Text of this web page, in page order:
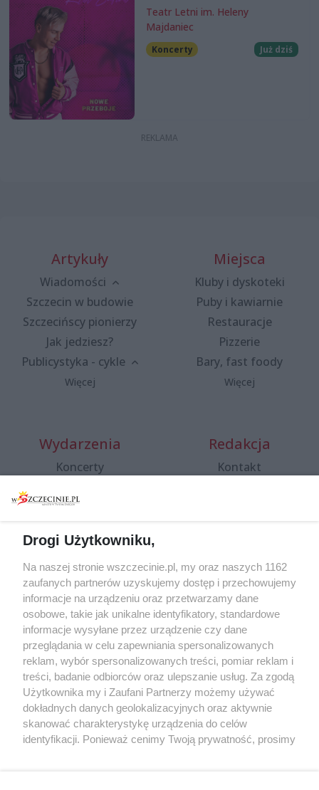
Teatr Letni im. Heleny
Majdaniec
Koncerty Już dziś
Artykuły
Wiadomości
Szczecin w budowie
Szczecińscy pionierzy
Jak jedziesz?
Publicystyka - cykle
Więcej
Miejsca
Kluby i dyskoteki
Puby i kawiarnie
Restauracje
Pizzerie
Bary, fast foody
Więcej
Wydarzenia
Koncerty
Spacery i oprowadzania
targi
Wernisaże
Więcej
Redakcja
Kontakt
Specjalny koncert z okazji
20. urodzin portalu
wSzczecinie.pl
Regulamin konkursów
śniadaniówka "Hej
Szczecin! Jest piątek!"
Partnerzy
Praca Szczecin
Drogi Użytkowniku,
Na naszej stronie wszczecinie.pl, my oraz naszych 1162
zaufanych partnerów uzyskujemy dostęp i przechowujemy
informacje na urządzeniu oraz przetwarzamy dane
osobowe, takie jak unikalne identyfikatory, standardowe
informacje wysyłane przez urządzenie czy dane
przeglądania w celu zapewniania spersonalizowanych
reklam, wybór spersonalizowanych treści, pomiar reklam i
treści, badanie odbiorców oraz ulepszanie usług. Za zgodą
Użytkownika my i Zaufani Partnerzy możemy używać
dokładnych danych geolokalizacyjnych oraz aktywnie
skanować charakterystykę urządzenia do celów
identyfikacji. Ponieważ cenimy Twoją prywatność, prosimy